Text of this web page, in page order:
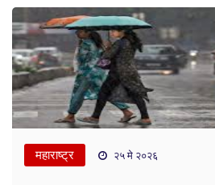
महाराष्ट्र २५ मे २०२६